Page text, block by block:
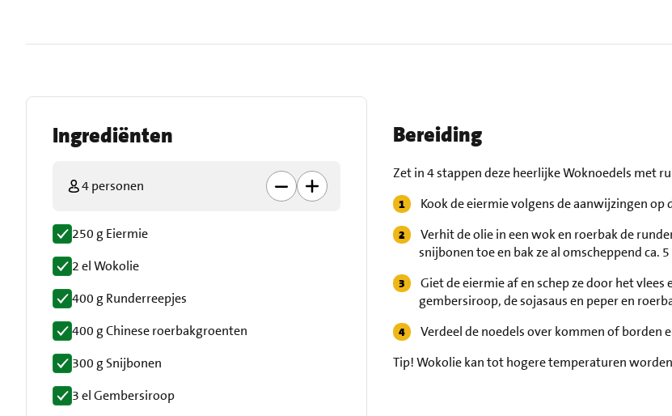
Ingrediënten
4 personen
250 g Eiermie
2 el Wokolie
400 g Runderreepjes
400 g Chinese roerbakgroenten
300 g Snijbonen
3 el Gembersiroop
Bereiding
Zet in 4 stappen deze heerlijke Woknoedels met
Kook de eiermie volgens de aanwijzingen op
Verhit de olie in een wok en roerbak de
snijbonen toe en bak ze al omscheppend ca.
Giet de eiermie af en schep ze door het
gembersiroop, de sojasaus en peper en
Verdeel de noedels over kommen of borden
Tip! Wokolie kan tot hogere temperaturen